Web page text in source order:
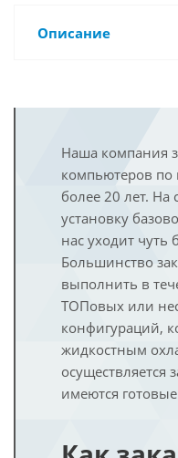
Описание
Наша компания
компьютеров по
более 20 лет. На
установку
нас уходит чуть
Большинство
выполнить в
ТОПовых или
конфигураций,
жидкостным
осуществляется
имеются